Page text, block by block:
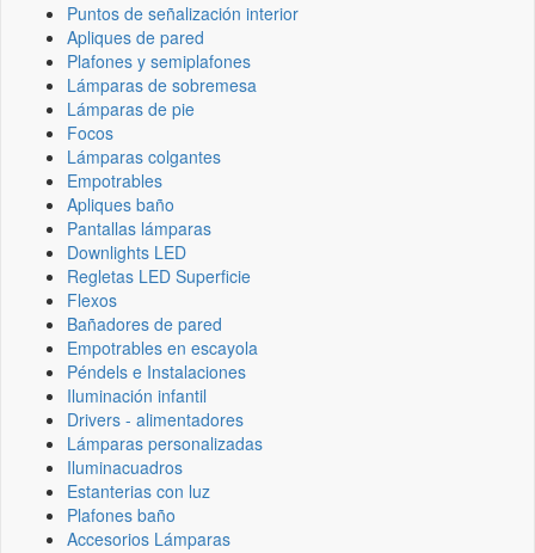
Puntos de señalización interior
Apliques de pared
Plafones y semiplafones
Lámparas de sobremesa
Lámparas de pie
Focos
Lámparas colgantes
Empotrables
Apliques baño
Pantallas lámparas
Downlights LED
Regletas LED Superficie
Flexos
Bañadores de pared
Empotrables en escayola
Péndels e Instalaciones
Iluminación infantil
Drivers - alimentadores
Lámparas personalizadas
Iluminacuadros
Estanterias con luz
Plafones baño
Accesorios Lámparas